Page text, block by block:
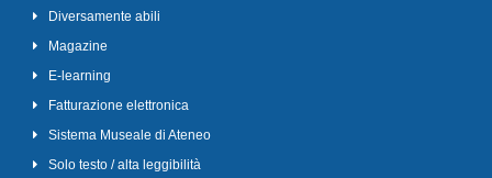
Diversamente abili
Magazine
E-learning
Fatturazione elettronica
Sistema Museale di Ateneo
Solo testo / alta leggibilità